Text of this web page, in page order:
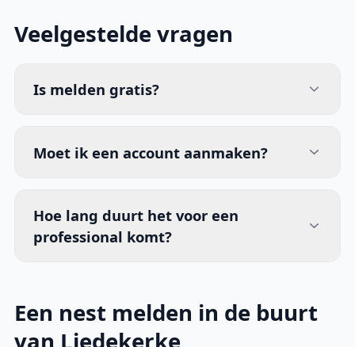
Veelgestelde vragen
Is melden gratis?
Moet ik een account aanmaken?
Hoe lang duurt het voor een
professional komt?
Een nest melden in de buurt